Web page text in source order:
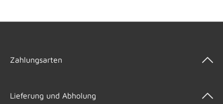
Zahlungsarten
Lieferung und Abholung